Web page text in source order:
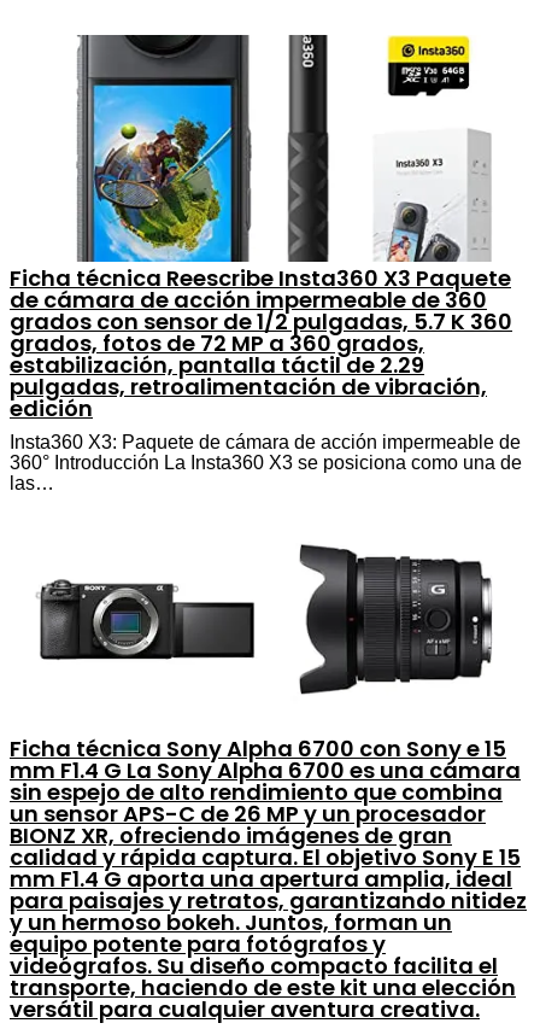
Ficha técnica Reescribe Insta360 X3 Paquete
de cámara de acción impermeable de 360
grados con sensor de 1/2 pulgadas, 5.7 K 360
grados, fotos de 72 MP a 360 grados,
estabilización, pantalla táctil de 2.29
pulgadas, retroalimentación de vibración,
edición
Insta360 X3: Paquete de cámara de acción impermeable de
360° Introducción La Insta360 X3 se posiciona como una de
las…
Ficha técnica Sony Alpha 6700 con Sony e 15
mm F1.4 G La Sony Alpha 6700 es una cámara
sin espejo de alto rendimiento que combina
un sensor APS-C de 26 MP y un procesador
BIONZ XR, ofreciendo imágenes de gran
calidad y rápida captura. El objetivo Sony E 15
mm F1.4 G aporta una apertura amplia, ideal
para paisajes y retratos, garantizando nitidez
y un hermoso bokeh. Juntos, forman un
equipo potente para fotógrafos y
videógrafos. Su diseño compacto facilita el
transporte, haciendo de este kit una elección
versátil para cualquier aventura creativa.